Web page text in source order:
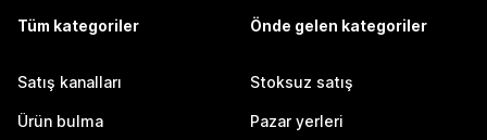
Tüm kategoriler
Satış kanalları
Ürün bulma
Önde gelen kategoriler
Stoksuz satış
Pazar yerleri